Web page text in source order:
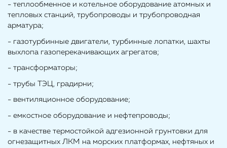
- теплообменное и котельное оборудование атомных и
тепловых станций, трубопроводы и трубопроводная
арматура;
- газотурбинные двигатели, турбинные лопатки, шахты
выхлопа газоперекачивающих агрегатов;
- трансформаторы;
- трубы ТЭЦ, градирни;
- вентиляционное оборудование;
- емкостное оборудование и нефтепроводы;
- в качестве термостойкой адгезионной грунтовки для
огнезащитных ЛКМ на морских платформах, нефтяных и